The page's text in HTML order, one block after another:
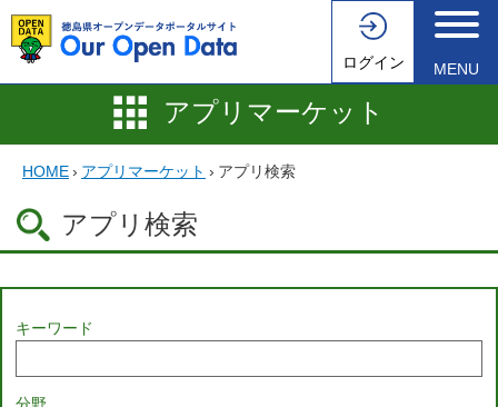
ログイン MENU
アプリマーケット
HOME› アプリマーケット › アプリ検索
アプリ検索
キーワード